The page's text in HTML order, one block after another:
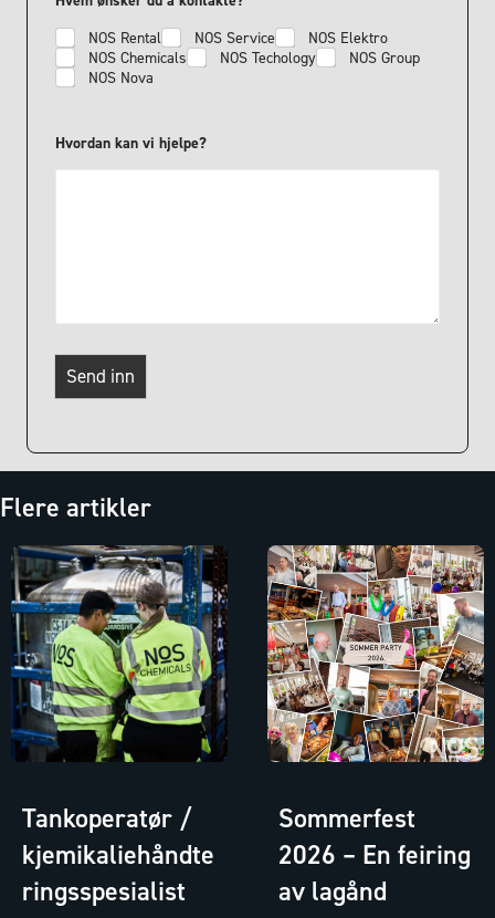
ø
n
s
NOS Rental NOS Service
NOS Elektro
NOS Chemicals
NOS Techology
NOS Group
NOS Nova
Hvordan kan vi hjelpe?
Send inn
Flere artikler
Tankoperatør /
kjemikaliehåndte
ringsspesialist
Sommerfest
2026 – En feiring
av lagånd